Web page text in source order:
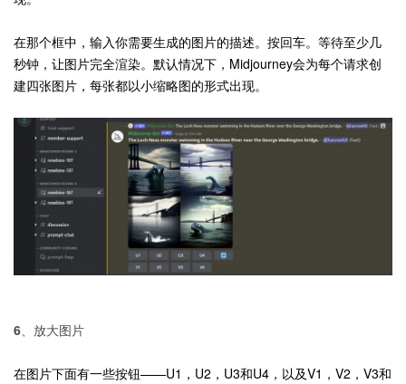
在那个框中，输入你需要生成的图片的描述。按回车。等待至少几
秒钟，让图片完全渲染。默认情况下，Midjourney会为每个请求创
建四张图片，每张都以小缩略图的形式出现。
6、放大图片
在图片下面有一些按钮——U1，U2，U3和U4，以及V1，V2，V3和